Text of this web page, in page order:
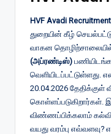
HVF Avadi
துறையின் கீழ்
வாகன
(அப்ரண்டிஸ்)
20.04.2026 தேதிக்குள்
கொள்ளப்படுகிறார்கள்.
விண்ணப்பிக்கலாம் கல்வி
வயது வரம்பு எவ்வளவு?